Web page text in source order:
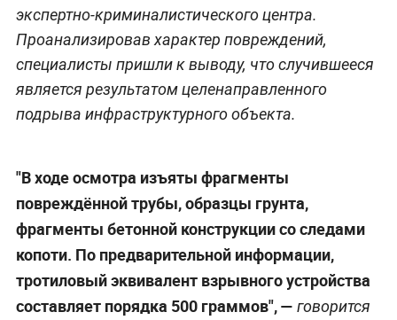
экспертно-криминалистического центра.
Проанализировав характер повреждений,
специалисты пришли к выводу, что случившееся
является результатом целенаправленного
подрыва инфраструктурного объекта.
"В ходе осмотра изъяты фрагменты
повреждённой трубы, образцы грунта,
фрагменты бетонной конструкции со следами
копоти. По предварительной информации,
тротиловый эквивалент взрывного устройства
составляет порядка 500 граммов", — говорится